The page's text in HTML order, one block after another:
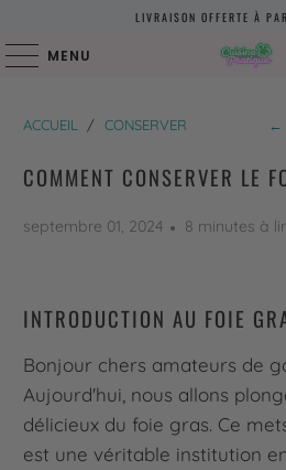
LIVRAISON OFFERTE À
MENU
ACCUEIL / CONSERVER ←
COMMENT CONSERVER LE
septembre 01, 2024 8 minutes à
INTRODUCTION AU FOIE
Bonjour chers amateurs de
Aujourd'hui, nous allons
délicieux du foie gras. Ce
est une véritable institution